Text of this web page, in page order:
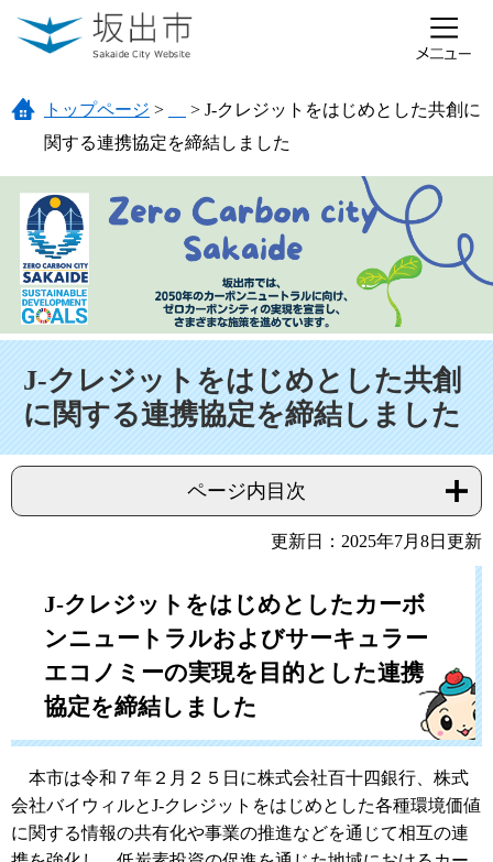
ページの先頭です。
メニューを飛ばして本文へ
トップページ > > J-クレジットをはじめとした共創に
関する連携協定を締結しました
J-クレジットをはじめとした共創
に関する連携協定を締結しました
ページ内目次
更新日：2025年7月8日更新
J-クレジットをはじめとしたカーボ
ンニュートラルおよびサーキュラー
エコノミーの実現を目的とした連携
協定を締結しました
本市は令和７年２月２５日に株式会社百十四銀行、株式
会社バイウィルとJ-クレジットをはじめとした各種環境価値
に関する情報の共有化や事業の推進などを通じて相互の連